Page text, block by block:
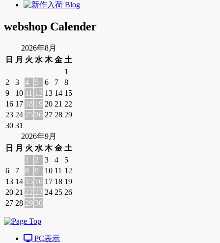
webshop Calender
2026年8月
日
月 火 水 木 金 土
1
2
3 4 5 6 7
8
9
10 11 12 13 14 15
16 17 18 19 20 21 22
23 24 25 26 27 28 29
30 31
2026年9月
日
月 火 水 木 金 土
1
2 3 4
5
6
7 8 9 10 11 12
13 14 15 16 17 18 19
20 21 22 23 24 25 26
27 28 29 30
PC表示